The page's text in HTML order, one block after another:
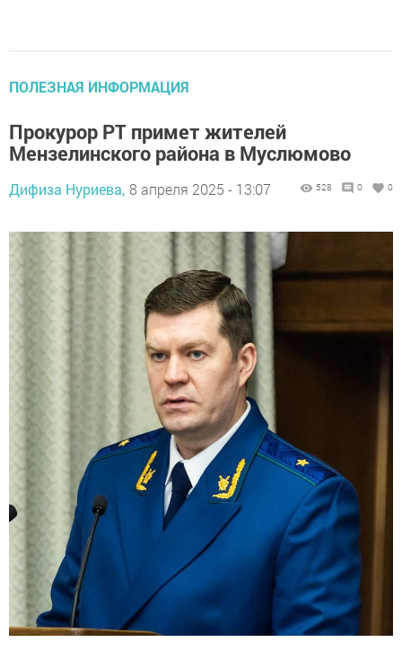
ПОЛЕЗНАЯ ИНФОРМАЦИЯ
Прокурор РТ примет жителей
Мензелинского района в Муслюмово
Дифиза Нуриева, 8 апреля 2025 - 13:07 528 0 0